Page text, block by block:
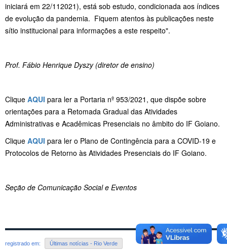
iniciará em 22/112021), está sob estudo, condicionada aos índices
de evolução da pandemia. Fiquem atentos às publicações neste
sítio institucional para informações a este respeito".
Prof. Fábio Henrique Dyszy (diretor de ensino)
Clique AQUI para ler a Portaria nº 953/2021, que dispõe sobre
orientações para a Retomada Gradual das Atividades
Administrativas e Acadêmicas Presenciais no âmbito do IF Goiano.
Clique AQUI para ler o Plano de Contingência para a COVID-19 e
Protocolos de Retorno às Atividades Presenciais do IF Goiano.
Seção de Comunicação Social e Eventos
registrado em: Últimas notícias - Rio Verde